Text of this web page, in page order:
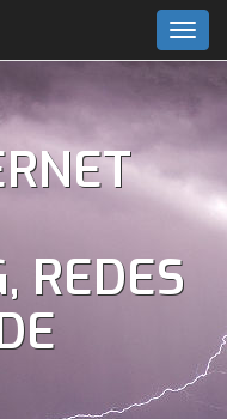
REDES